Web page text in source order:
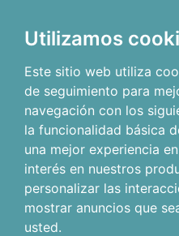
Utilizamos
Este sitio web utiliza
de seguimiento para
navegación con los
la funcionalidad básica
una mejor experiencia
interés en nuestros
personalizar las
mostrar anuncios que
usted.